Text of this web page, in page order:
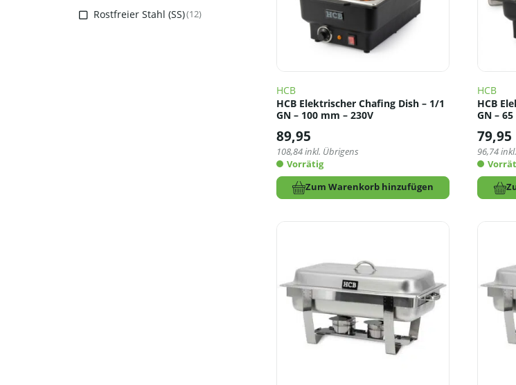
Rostfreier Stahl (SS)(12)
HCB
HCB Elektrischer Chafing Dish – 1/1
GN – 100 mm – 230V
89,95
108,84inkl. Übrigens
Vorrätig
Zum Warenkorb hinzufügen
HCB
HCB
GN –
79,95
96,74